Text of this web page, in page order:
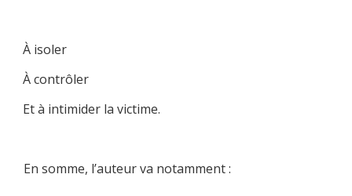
À isoler
À contrôler
Et à intimider la victime.
En somme, l’auteur va notamment :